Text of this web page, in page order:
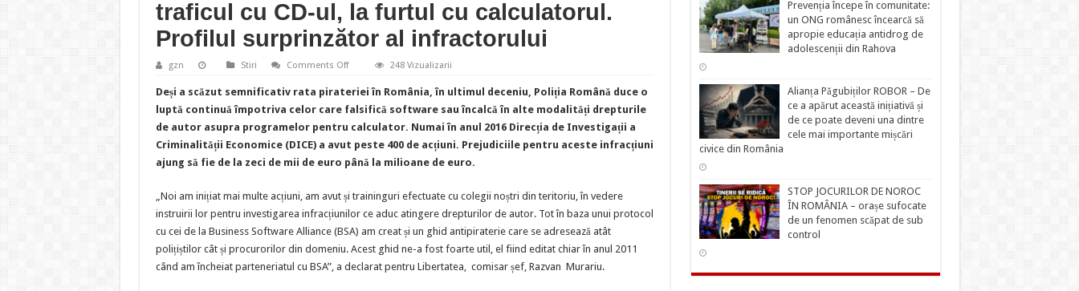
traficul cu CD-ul, la furtul cu calculatorul.
Profilul surprinzător al infractorului
gzn Stiri Comments Offon
de
programe
în
de
traficul
cu
CD-
la
furtul
cu
Profilul
al
infractorului
248 Vizualizarii
Deși a scăzut semnificativ rata pirateriei în România, în ultimul deceniu, Poliția Română duce o
luptă continuă împotriva celor care falsifică software sau încalcă în alte modalități drepturile
de autor asupra programelor pentru calculator. Numai în anul 2016 Direcția de Investigații a
Criminalității Economice (DICE) a avut peste 400 de acțiuni. Prejudiciile pentru aceste infracțiuni
ajung să fie de la zeci de mii de euro până la milioane de euro.
„Noi am inițiat mai multe acțiuni, am avut și traininguri efectuate cu colegii noștri din teritoriu, în vedere
instruirii lor pentru investigarea infracțiunilor ce aduc atingere drepturilor de autor. Tot în baza unui protocol
cu cei de la Business Software Alliance (BSA) am creat și un ghid antipiraterie care se adresează atât
polițiștilor cât și procurorilor din domeniu. Acest ghid ne-a fost foarte util, el fiind editat chiar în anul 2011
când am încheiat parteneriatul cu BSA”, a declarat pentru Libertatea, comisar șef, Razvan Murariu.
Prevenția începe în comunitate:
un ONG românesc încearcă să
apropie educația antidrog de
adolescenții din Rahova
Alianța Păgubiților ROBOR – De
ce a apărut această inițiativă și
de ce poate deveni una dintre
cele mai importante mișcări
civice din România
STOP JOCURILOR DE NOROC
ÎN ROMÂNIA – orașe sufocate
de un fenomen scăpat de sub
control